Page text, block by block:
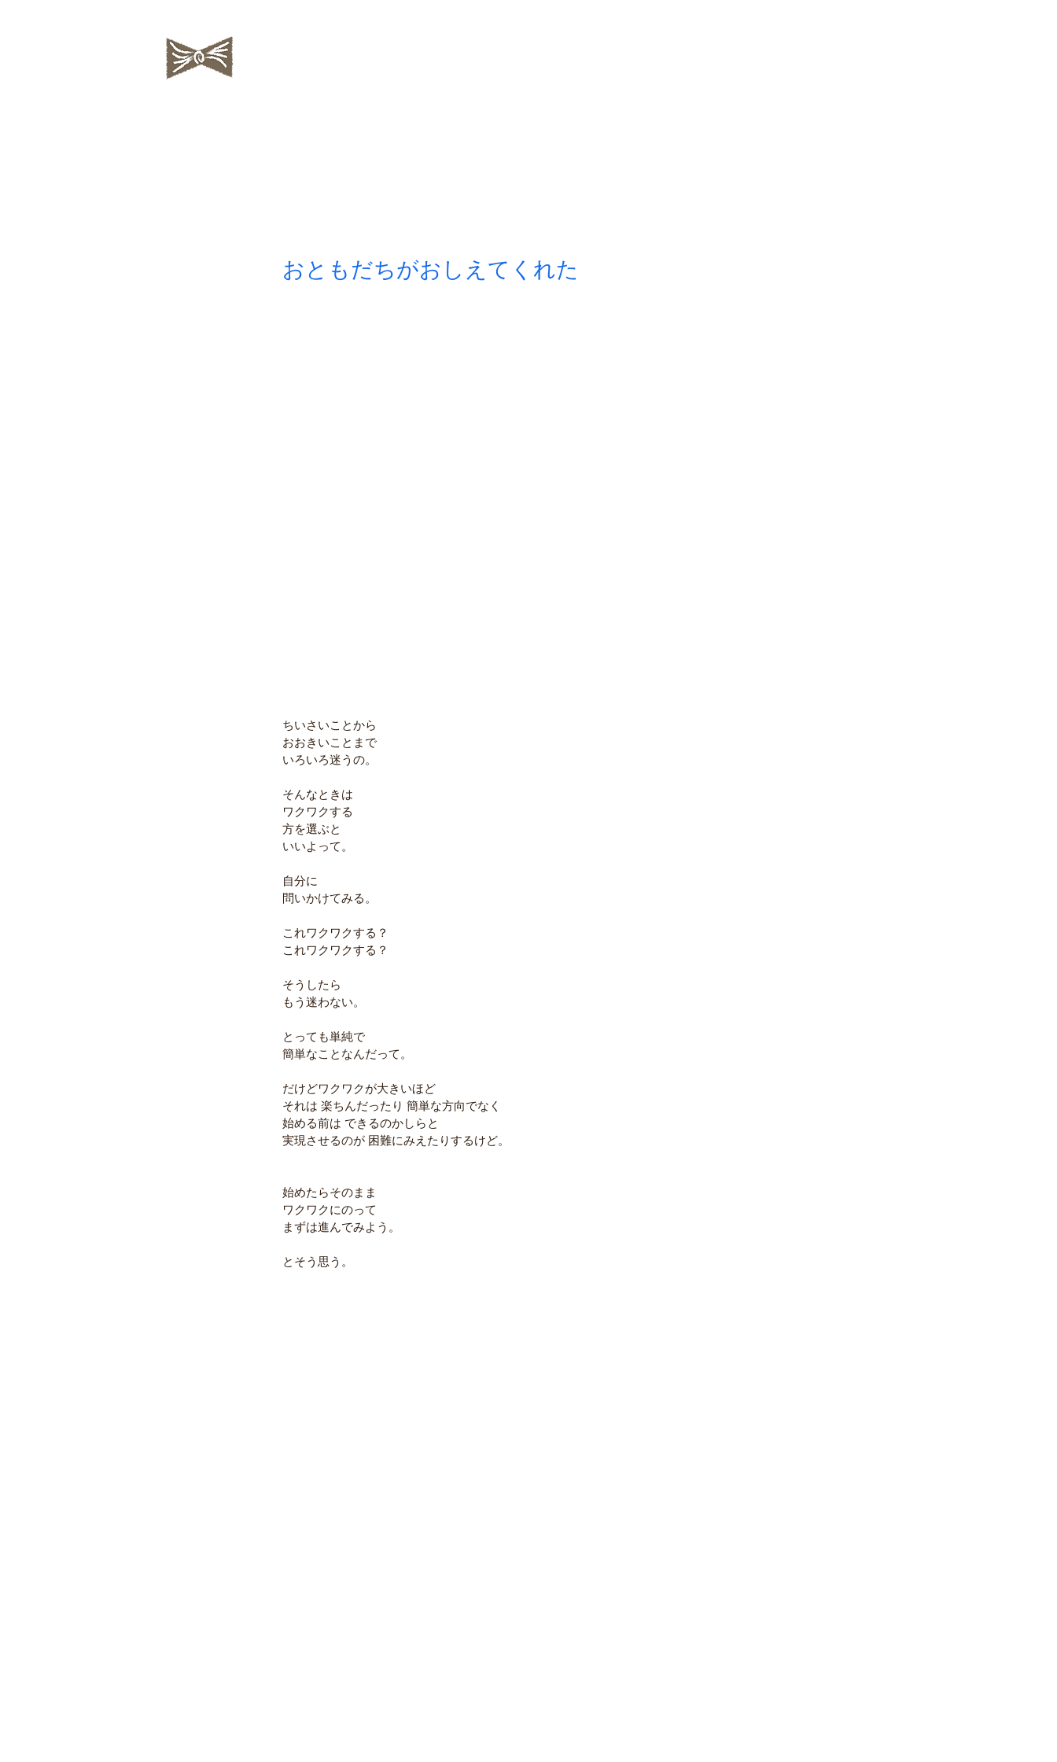
おともだちがおしえてくれた
ちいさいことから
おおきいことまで
いろいろ迷うの。
そんなときは
ワクワクする
方を選ぶと
いいよって。
自分に
問いかけてみる。
これワクワクする？
これワクワクする？
そうしたら
もう迷わない。
とっても単純で
簡単なことなんだって。
だけどワクワクが大きいほど
それは 楽ちんだったり 簡単な方向でなく
始める前は できるのかしらと
実現させるのが 困難にみえたりするけど。
始めたらそのまま
ワクワクにのって
まずは進んでみよう。
とそう思う。